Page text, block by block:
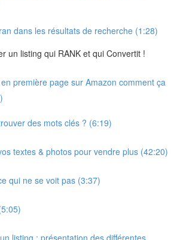
dans les résultats de recherche (1:28)
un listing qui RANK et qui Convertit !
première page sur Amazon comment ça
des mots clés ? (6:19)
textes & photos pour vendre plus (42:20)
qui ne se voit pas (3:37)
listing : présentation des différentes